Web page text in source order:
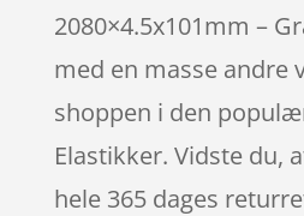
2080×4.5x101mm –
med en masse andre
shoppen i den
Elastikker. Vidste du,
hele 365 dages